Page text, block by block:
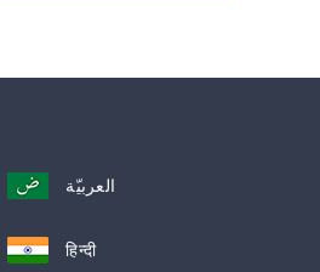
العربيّة
हिन्दी